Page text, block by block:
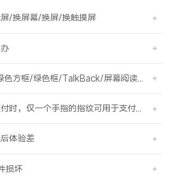
/换屏幕/换屏/换触摸屏
微信/支付宝指纹支付时，仅一个手指的指纹可用于支付，其他已录入的指纹无法用于支付。
体验差
损坏